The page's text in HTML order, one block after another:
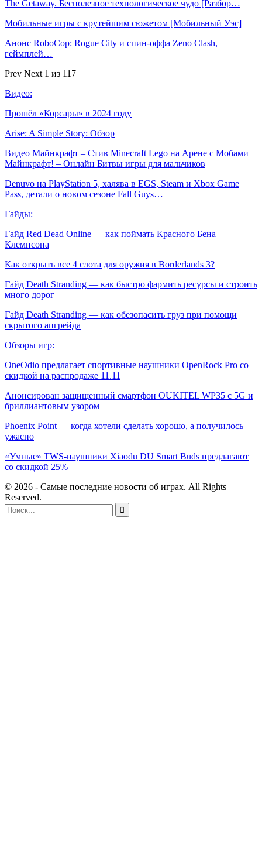
The Getaway. Бесполезное технологическое чудо [Разбор…
Мобильные игры с крутейшим сюжетом [Мобильный Уэс]
Анонс RoboCop: Rogue City и спин-оффа Zeno Clash,
геймплей…
Prev Next 1 из 117
Видео:
Прошёл «Корсары» в 2024 году
Arise: A Simple Story: Обзор
Видео Майнкрафт – Стив Minecraft Lego на Арене с Мобами
Майнкрафт! – Онлайн Битвы игры для мальчиков
Denuvo на PlayStation 5, халява в EGS, Steam и Xbox Game
Pass, детали о новом сезоне Fall Guys…
Гайды:
Гайд Red Dead Online — как поймать Красного Бена
Клемпсона
Как открыть все 4 слота для оружия в Borderlands 3?
Гайд Death Stranding — как быстро фармить ресурсы и строить
много дорог
Гайд Death Stranding — как обезопасить груз при помощи
скрытого апгрейда
Обзоры игр:
OneOdio предлагает спортивные наушники OpenRock Pro со
скидкой на распродаже 11.11
Анонсирован защищенный смартфон OUKITEL WP35 с 5G и
бриллиантовым узором
Phoenix Point — когда хотели сделать хорошо, а получилось
ужасно
«Умные» TWS-наушники Xiaodu DU Smart Buds предлагают
со скидкой 25%
© 2026 - Самые последние новости об играх. All Rights
Reserved.